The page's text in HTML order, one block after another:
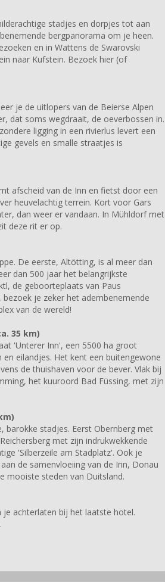
stadjes en dorpjes tot aan
bergpanorama om je heen.
en in Wattens de Swarovski
naar Kufstein. Bezoek hier (of
je de uitlopers van de Beierse Alpen
dat soms wegdraait, de oeverbossen in.
ligging in een rivierlus levert een
gevels en smalle straatjes is
afscheid van de Inn en fietst door een
heuvelachtig terrein. Kort voor Gars
dan weer er vandaan. In Mühldorf met
deze rit er op.
De eerste, Altötting, is al meer dan
dan 500 jaar het belangrijkste
de geboorteplaats van Paus
je zeker het adembenemende
van de wereld!
35 km)
'Unterer Inn', een 5500 ha groot
eilandjes. Het kent een buitengewone
de thuishaven voor de bever. Vlak bij
het kuuroord Bad Füssing, met zijn
barokke stadjes. Eerst Obernberg met
met zijn indrukwekkende
'Silberzeile am Stadplatz'. Ook je
de samenvloeiing van de Inn, Donau
mooiste steden van Duitsland.
achterlaten bij het laatste hotel.